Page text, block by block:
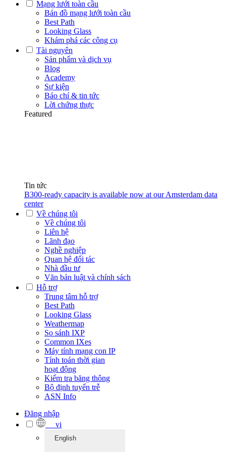
Mạng lưới toàn cầu
Bản đồ mạng lưới toàn cầu
Best Path
Looking Glass
Khám phá các công cụ
Tài nguyên
Sản phẩm và dịch vụ
Blog
Academy
Sự kiện
Báo chí & tin tức
Lời chứng thực
Featured
Tin tức
B300-ready capacity is available now at our Amsterdam data
center
Về chúng tôi
Về chúng tôi
Liên hệ
Lãnh đạo
Nghề nghiệp
Quan hệ đối tác
Nhà đầu tư
Văn bản luật và chính sách
Hỗ trợ
Trung tâm hỗ trợ
Best Path
Looking Glass
Weathermap
So sánh IXP
Common IXes
Máy tính mạng con IP
Tính toán thời gian
hoạt động
Kiểm tra băng thông
Bộ định tuyến trễ
ASN Info
Đăng nhập
vi
English